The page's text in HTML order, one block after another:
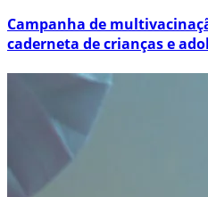
Campanha de
caderneta de crianças e